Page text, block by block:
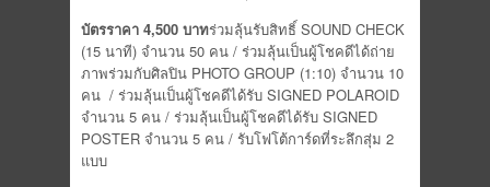
บัตรราคา 4,500 บาทร่วมลุ้นรับสิทธิ์ SOUND CHECK
(15 นาที) จำนวน 50 คน / ร่วมลุ้นเป็นผู้โชคดีได้ถ่าย
ภาพร่วมกับศิลปิน PHOTO GROUP (1:10) จำนวน 10
คน / ร่วมลุ้นเป็นผู้โชคดีได้รับ SIGNED POLAROID
จำนวน 5 คน / ร่วมลุ้นเป็นผู้โชคดีได้รับ SIGNED
POSTER จำนวน 5 คน / รับโฟโต้การ์ดที่ระลึกสุ่ม 2
แบบ